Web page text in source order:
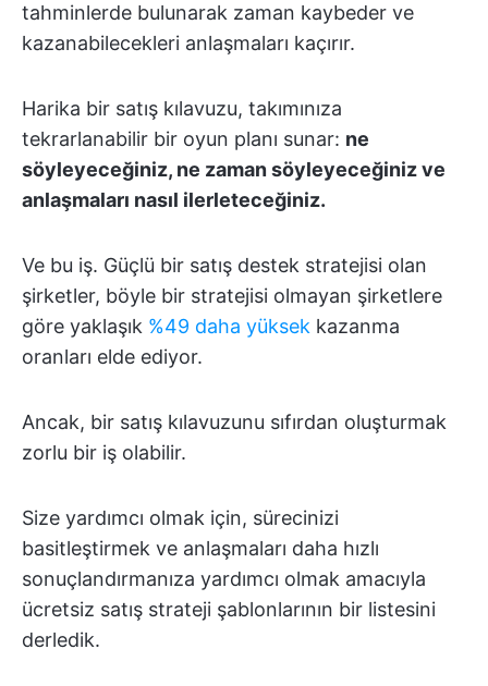
tahminlerde bulunarak zaman kaybeder ve
kazanabilecekleri anlaşmaları kaçırır.
Harika bir satış kılavuzu, takımınıza
tekrarlanabilir bir oyun planı sunar: ne
söyleyeceğiniz, ne zaman söyleyeceğiniz ve
anlaşmaları nasıl ilerleteceğiniz.
Ve bu iş. Güçlü bir satış destek stratejisi olan
şirketler, böyle bir stratejisi olmayan şirketlere
göre yaklaşık %49 daha yüksek kazanma
oranları elde ediyor.
Ancak, bir satış kılavuzunu sıfırdan oluşturmak
zorlu bir iş olabilir.
Size yardımcı olmak için, sürecinizi
basitleştirmek ve anlaşmaları daha hızlı
sonuçlandırmanıza yardımcı olmak amacıyla
ücretsiz satış strateji şablonlarının bir listesini
derledik.